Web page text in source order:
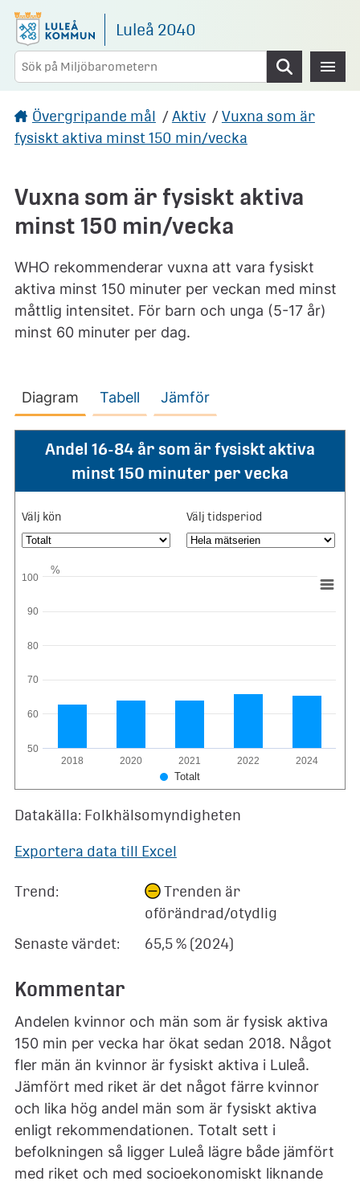
Gå direkt till sidans innehåll
Luleå 2040
Sök
Övergripande mål /Aktiv /Vuxna som är
fysiskt aktiva minst 150 min/vecka
Vuxna som är fysiskt aktiva
minst 150 min/vecka
WHO rekommenderar vuxna att vara fysiskt
aktiva minst 150 minuter per veckan med minst
måttlig intensitet. För barn och unga (5-17 år)
minst 60 minuter per dag.
Diagram Tabell Jämför
Andel 16-84 år som är fysiskt aktiva
minst 150 minuter per vecka
Välj kön Välj tidsperiod
%
Totalt
2018 2020 2021 2022 2024
50
60
70
80
90
100
Datakälla: Folkhälsomyndigheten
Exportera data till Excel
Trend:
Trenden är
oförändrad/otydlig
Senaste värdet:
65,5 % (2024)
Kommentar
Andelen kvinnor och män som är fysisk aktiva
150 min per vecka har ökat sedan 2018. Något
fler män än kvinnor är fysiskt aktiva i Luleå.
Jämfört med riket är det något färre kvinnor
och lika hög andel män som är fysiskt aktiva
enligt rekommendationen. Totalt sett i
befolkningen så ligger Luleå lägre både jämfört
med riket och med socioekonomiskt liknande